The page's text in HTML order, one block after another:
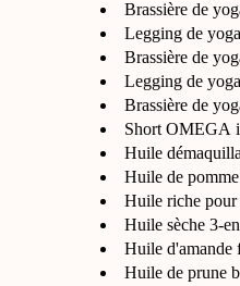
Brassière de
Legging de
Brassière de
Legging de
Brassière de
Short OMEGA
Huile
Huile de
Huile riche
Huile
Huile de prune